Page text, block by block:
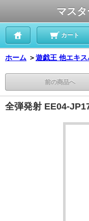
マス
カート
ホーム ＞遊戯王 他エキ
前の商品へ
全弾発射 EE04-